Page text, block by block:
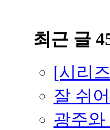
최근 글
[시리
잘 쉬
광주와